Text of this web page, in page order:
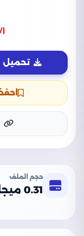
تحميل
حجم الملف
0.31 ميجابايت